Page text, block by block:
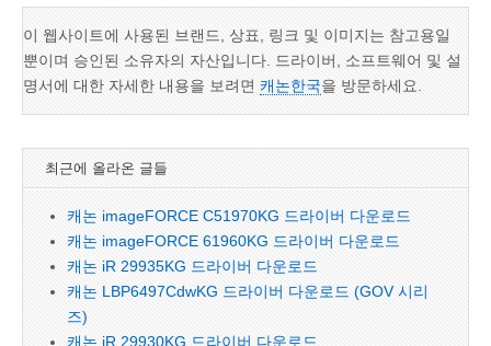
이 웹사이트에 사용된 브랜드, 상표, 링크 및 이미지는 참고용일
뿐이며 승인된 소유자의 자산입니다. 드라이버, 소프트웨어 및 설
명서에 대한 자세한 내용을 보려면 캐논한국을 방문하세요.
최근에 올라온 글들
캐논 imageFORCE C51970KG 드라이버 다운로드
캐논 imageFORCE 61960KG 드라이버 다운로드
캐논 iR 29935KG 드라이버 다운로드
캐논 LBP6497CdwKG 드라이버 다운로드 (GOV 시리
즈)
캐논 iR 29930KG 드라이버 다운로드